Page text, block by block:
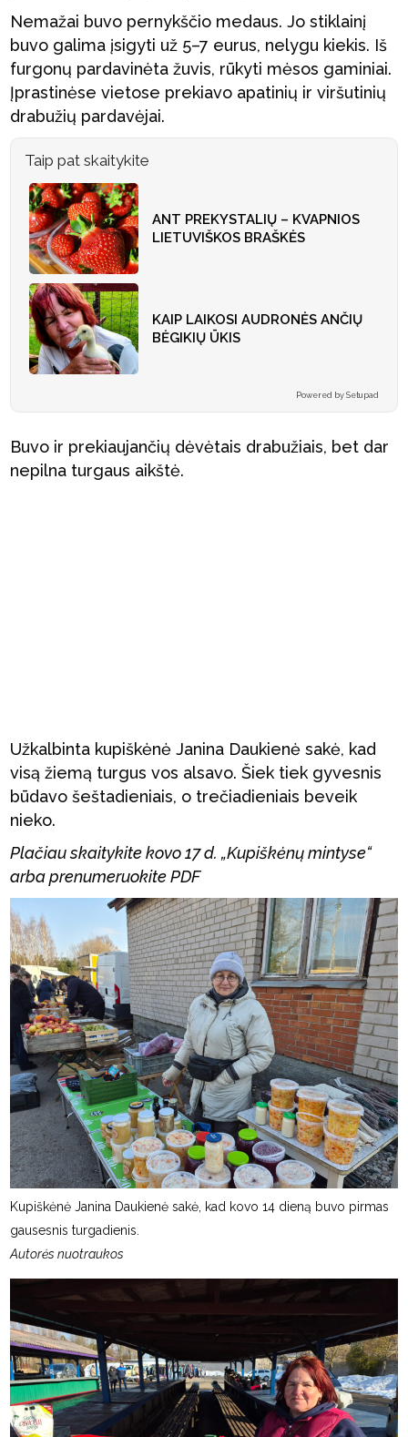
Nemažai buvo pernykščio medaus. Jo stiklainį
buvo galima įsigyti už 5–7 eurus, nelygu kiekis. Iš
furgonų pardavinėta žuvis, rūkyti mėsos gaminiai.
Įprastinėse vietose prekiavo apatinių ir viršutinių
drabužių pardavėjai.
Taip pat skaitykite
ANT PREKYSTALIŲ – KVAPNIOS
LIETUVIŠKOS BRAŠKĖS
KAIP LAIKOSI AUDRONĖS ANČIŲ
BĖGIKIŲ ŪKIS
Powered by Setupad
Buvo ir prekiaujančių dėvėtais drabužiais, bet dar
nepilna turgaus aikštė.
Užkalbinta kupiškėnė Janina Daukienė sakė, kad
visą žiemą turgus vos alsavo. Šiek tiek gyvesnis
būdavo šeštadieniais, o trečiadieniais beveik
nieko.
Plačiau skaitykite kovo 17 d. „Kupiškėnų mintyse“
arba prenumeruokite PDF
Kupiškėnė Janina Daukienė sakė, kad kovo 14 dieną buvo pirmas
gausesnis turgadienis.
Autorės nuotraukos